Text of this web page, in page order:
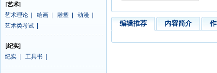
[艺术]
艺术理论
绘画 雕塑 动漫
艺术类考试
[纪实]
纪实
工具书
编辑推荐 内容简介